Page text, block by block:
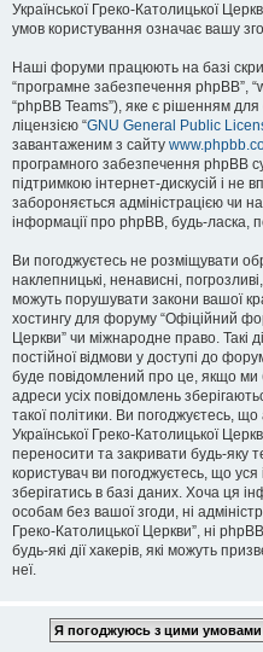
Української Греко-Католицької
умов користування означає вашу
Наші форуми працюють на базі
“програмне забезпечення phpBB”,
“phpBB Teams”), яке є рішенням
ліцензією “GNU General Public
завантаженим з сайту
програмного забезпечення phpBB
підтримкою інтернет-дискусій і не
забороняється адміністрацією чи
інформації про phpBB, будь-ласка,
Ви погоджуєтесь не розміщувати
наклепницькі, ненависні,
можуть порушувати закони вашої
хостингу для форуму “Офіційний
Церкви” чи міжнародне право. Такі
постійної відмови у доступі до
буде повідомлений про це, якщо ми
адреси усіх повідомлень
такої політики. Ви погоджуєтесь,
Української Греко-Католицької
переносити та закривати будь-яку
користувач ви погоджуєтесь, що
зберігатись в базі даних. Хоча ця
особам без вашої згоди, ні
Греко-Католицької Церкви”, ні
будь-які дії хакерів, які можуть
неї.